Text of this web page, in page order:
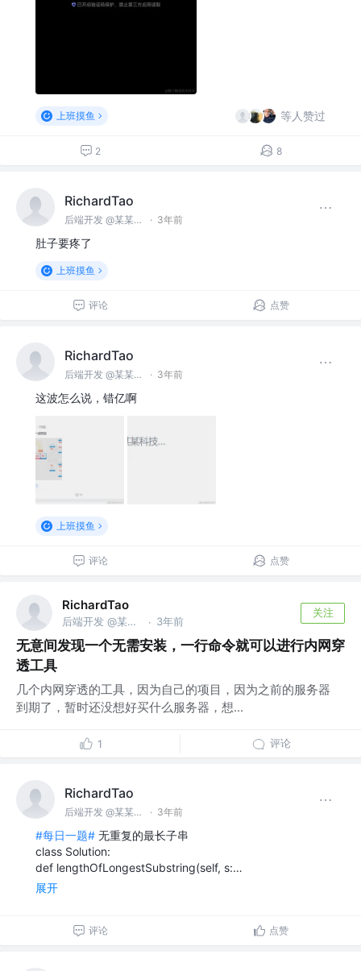
上班摸鱼 等人赞过
2 8
RichardTao
后端开发 @某某科技公司 · 3年前
肚子要疼了
上班摸鱼
评论 点赞
RichardTao
后端开发 @某某科技公司 · 3年前
这波怎么说，错亿啊
上班摸鱼
评论 点赞
RichardTao
后端开发 @某某科技公司 · 3年前
关注
无意间发现一个无需安装，一行命令就可以进行内网穿
透工具
几个内网穿透的工具，因为自己的项目，因为之前的服务器
到期了，暂时还没想好买什么服务器，想...
1 评论
RichardTao
后端开发 @某某科技公司 · 3年前
#每日一题# 无重复的最长子串
class Solution:
def lengthOfLongestSubstring(self, s:…
展开
评论 点赞